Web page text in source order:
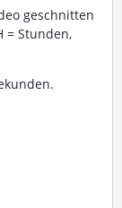
geschnitten
= Stunden,